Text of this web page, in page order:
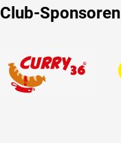
Club-Sponsoren